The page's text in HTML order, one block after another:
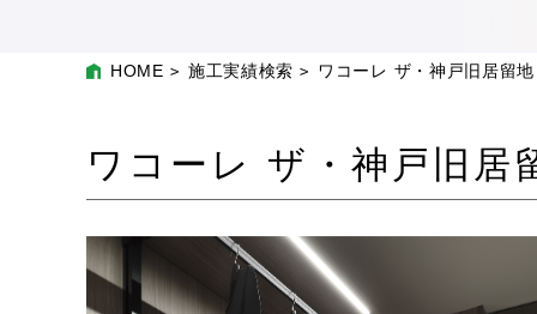
HOME 施工実績検索 ワコーレ ザ・神戸旧居留
ワコーレ ザ・神戸旧居